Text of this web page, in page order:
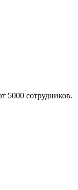
5000 сотрудников.